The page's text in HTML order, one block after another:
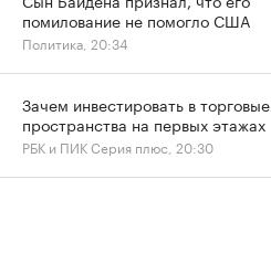
помилование не помогло США
Политика, 20:34
Зачем инвестировать в торговые
пространства на первых этажах
РБК и ПИК Серия плюс, 20:30